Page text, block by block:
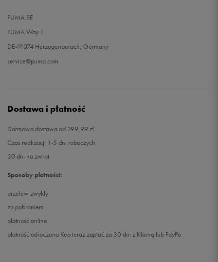
PUMA SE
PUMA Way 1
DE-91074 Herzogenaurach, Germany
service@puma.com
Dostawa i płatność
Darmowa dostawa od 299,99 zł
Czas realizacji 1-5 dni roboczych
30 dni na zwrot
Sposoby płatności:
przelew zwykły
za pobraniem
płatność online
płatność odroczona Kup teraz zapłać za 30 dni z Klarną lub PayPo